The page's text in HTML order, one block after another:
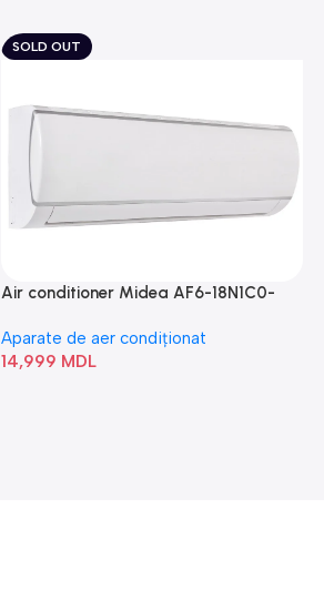
SOLD OUT
Air conditioner Midea AF6-18N1C0-
Aparate de aer condiționat
14,999 MDL